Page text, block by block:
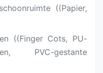
((Papier,
((Finger Cots, PU-
PVC-gestante